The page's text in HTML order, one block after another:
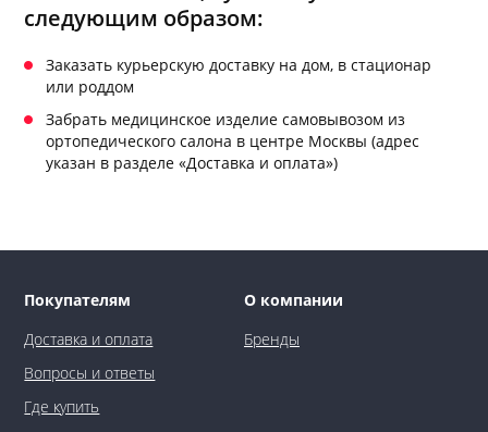
следующим образом:
Заказать курьерскую доставку на дом, в стационар
или роддом
Забрать медицинское изделие самовывозом из
ортопедического салона в центре Москвы (адрес
указан в разделе «Доставка и оплата»)
Покупателям
Доставка и оплата
Вопросы и ответы
Где купить
О компании
Бренды